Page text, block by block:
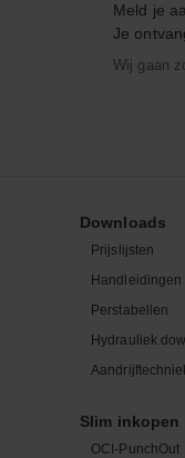
Meld je
Je
Wij gaan
Downloads
Prijslijsten
Handleidingen
Perstabellen
Hydrauliek
Slim inkopen
OCI-PunchOut